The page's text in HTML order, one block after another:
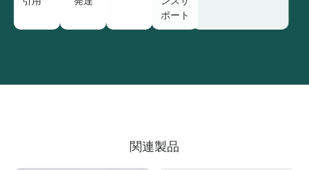
ポート
関連製品